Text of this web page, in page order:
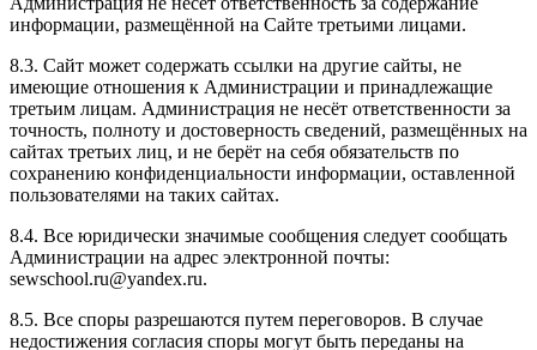
информации, размещённой на Сайте третьими лицами.
8.3. Сайт может содержать ссылки на другие сайты, не
имеющие отношения к Администрации и принадлежащие
третьим лицам. Администрация не несёт ответственности за
точность, полноту и достоверность сведений, размещённых на
сайтах третьих лиц, и не берёт на себя обязательств по
сохранению конфиденциальности информации, оставленной
пользователями на таких сайтах.
8.4. Все юридически значимые сообщения следует сообщать
Администрации на адрес электронной почты:
sewschool.ru@yandex.ru.
8.5. Все споры разрешаются путем переговоров. В случае
недостижения согласия споры могут быть переданы на